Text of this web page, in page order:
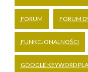
FORUM FORUM
FUNKCJONALNOŚCI
GOOGLE KEYWORD